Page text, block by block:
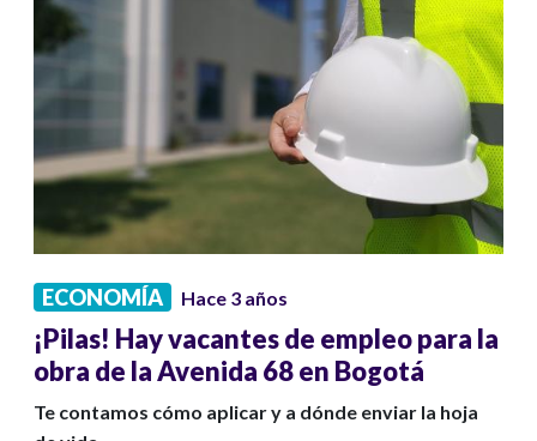
ECONOMÍA Hace 3 años
¡Pilas! Hay vacantes de empleo para la
obra de la Avenida 68 en Bogotá
Te contamos cómo aplicar y a dónde enviar la hoja